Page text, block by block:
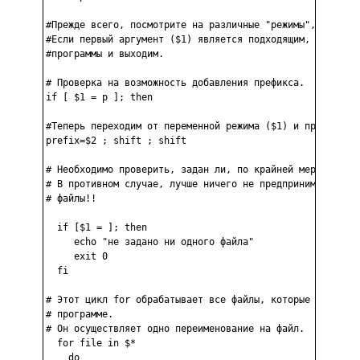
#Прежде всего, посмотрите на различные "режимы",
#Если первый аргумент ($1) является подходящим, мы
#программы и выходим.
# Проверка на возможность добавления префикса.
if [ $1 = p ]; then
#Теперь переходим от переменной режима ($1) и префикса
prefix=$2 ; shift ; shift
# Необходимо проверить, задан ли, по крайней мере,
# В противном случае, лучше ничего не предпринимать, чем
# файлы!!
  if [$1 = ]; then
     echo "не задано ни одного файла"
     exit 0
  fi
# Этот цикл for обрабатывает все файлы, которые мы
# программе.
# Он осуществляет одно переименование на файл.
  for file in $*
    do